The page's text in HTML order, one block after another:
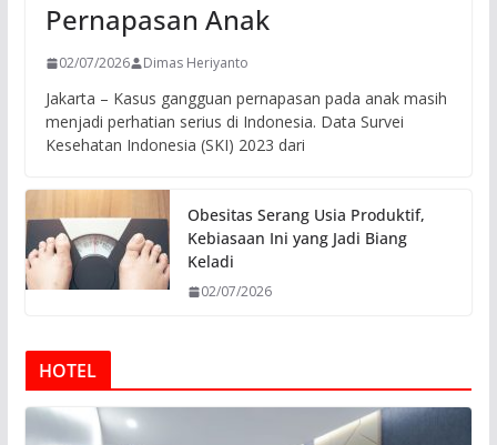
Pernapasan Anak
02/07/2026 Dimas Heriyanto
Jakarta – Kasus gangguan pernapasan pada anak masih
menjadi perhatian serius di Indonesia. Data Survei
Kesehatan Indonesia (SKI) 2023 dari
Obesitas Serang Usia Produktif,
Kebiasaan Ini yang Jadi Biang
Keladi
02/07/2026
HOTEL